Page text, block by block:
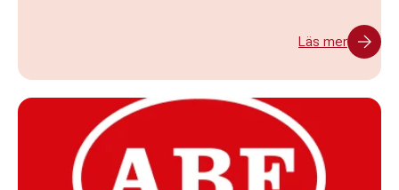
Läs mer